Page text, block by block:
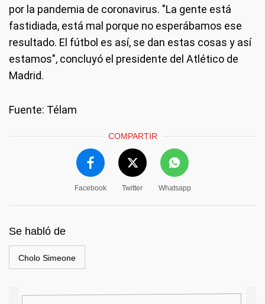
por la pandemia de coronavirus. "La gente está
fastidiada, está mal porque no esperábamos ese
resultado. El fútbol es así, se dan estas cosas y así
estamos", concluyó el presidente del Atlético de
Madrid.
Fuente: Télam
COMPARTIR
Facebook Twitter Whatsapp
Se habló de
Cholo Simeone